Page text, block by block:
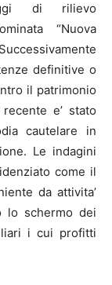
di rilievo
“Nuova
definitive o
il patrimonio
e’ stato
cautelare in
Le indagini
come il
da attivita’
lo schermo dei
i cui profitti